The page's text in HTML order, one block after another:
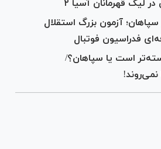
لیگ قهرمانان آسیا ۲
سپاهان؛ آزمون بزرگ استقلال
فدراسیون فوتبال
است یا سپاهان؟/